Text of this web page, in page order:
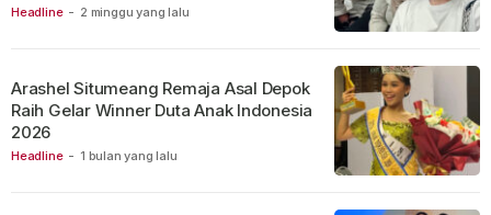
Headline - 2 minggu yang lalu
Headline - 1 bulan yang lalu
Arashel Situmeang Remaja Asal Depok
Raih Gelar Winner Duta Anak Indonesia
2026